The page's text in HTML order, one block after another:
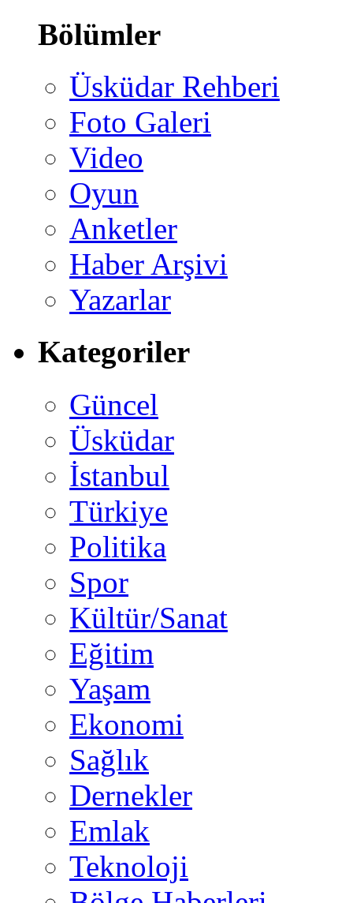
Bölümler
Üsküdar Rehberi
Foto Galeri
Video
Oyun
Anketler
Haber Arşivi
Yazarlar
Kategoriler
Güncel
Üsküdar
İstanbul
Türkiye
Politika
Spor
Kültür/Sanat
Eğitim
Yaşam
Ekonomi
Sağlık
Dernekler
Emlak
Teknoloji